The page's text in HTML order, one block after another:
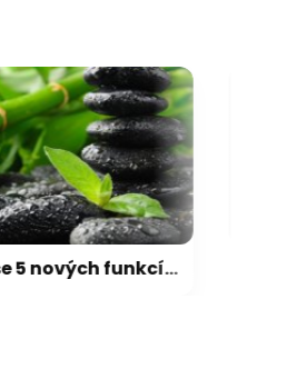
Zen 6 přinese 5 nových funkcí pro vyšší stabilitu výkonu, nejen herního